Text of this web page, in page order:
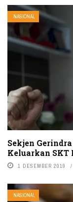
NASIONAL
Sekjen
Keluarkan SKT
1 DESEMBER 2019
NASIONAL